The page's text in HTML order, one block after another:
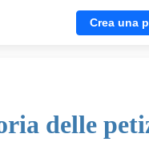
Crea una
delle